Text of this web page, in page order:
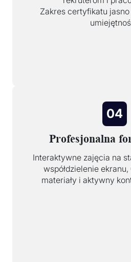
Zakres certyfikatu
04
Profesjonalna
Interaktywne zajęcia na
współdzielenie
materiały i aktywny